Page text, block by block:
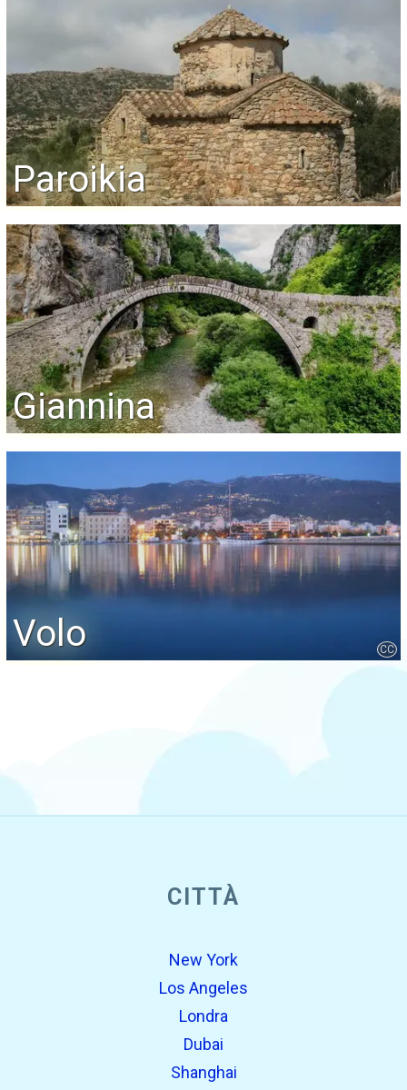
Paroikia
Giannina
Volo CC
CITTÀ
New York
Los Angeles
Londra
Dubai
Shanghai